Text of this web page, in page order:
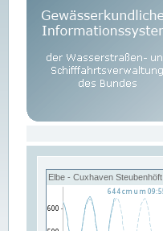
Elbe - Cuxhaven Steubenhöft